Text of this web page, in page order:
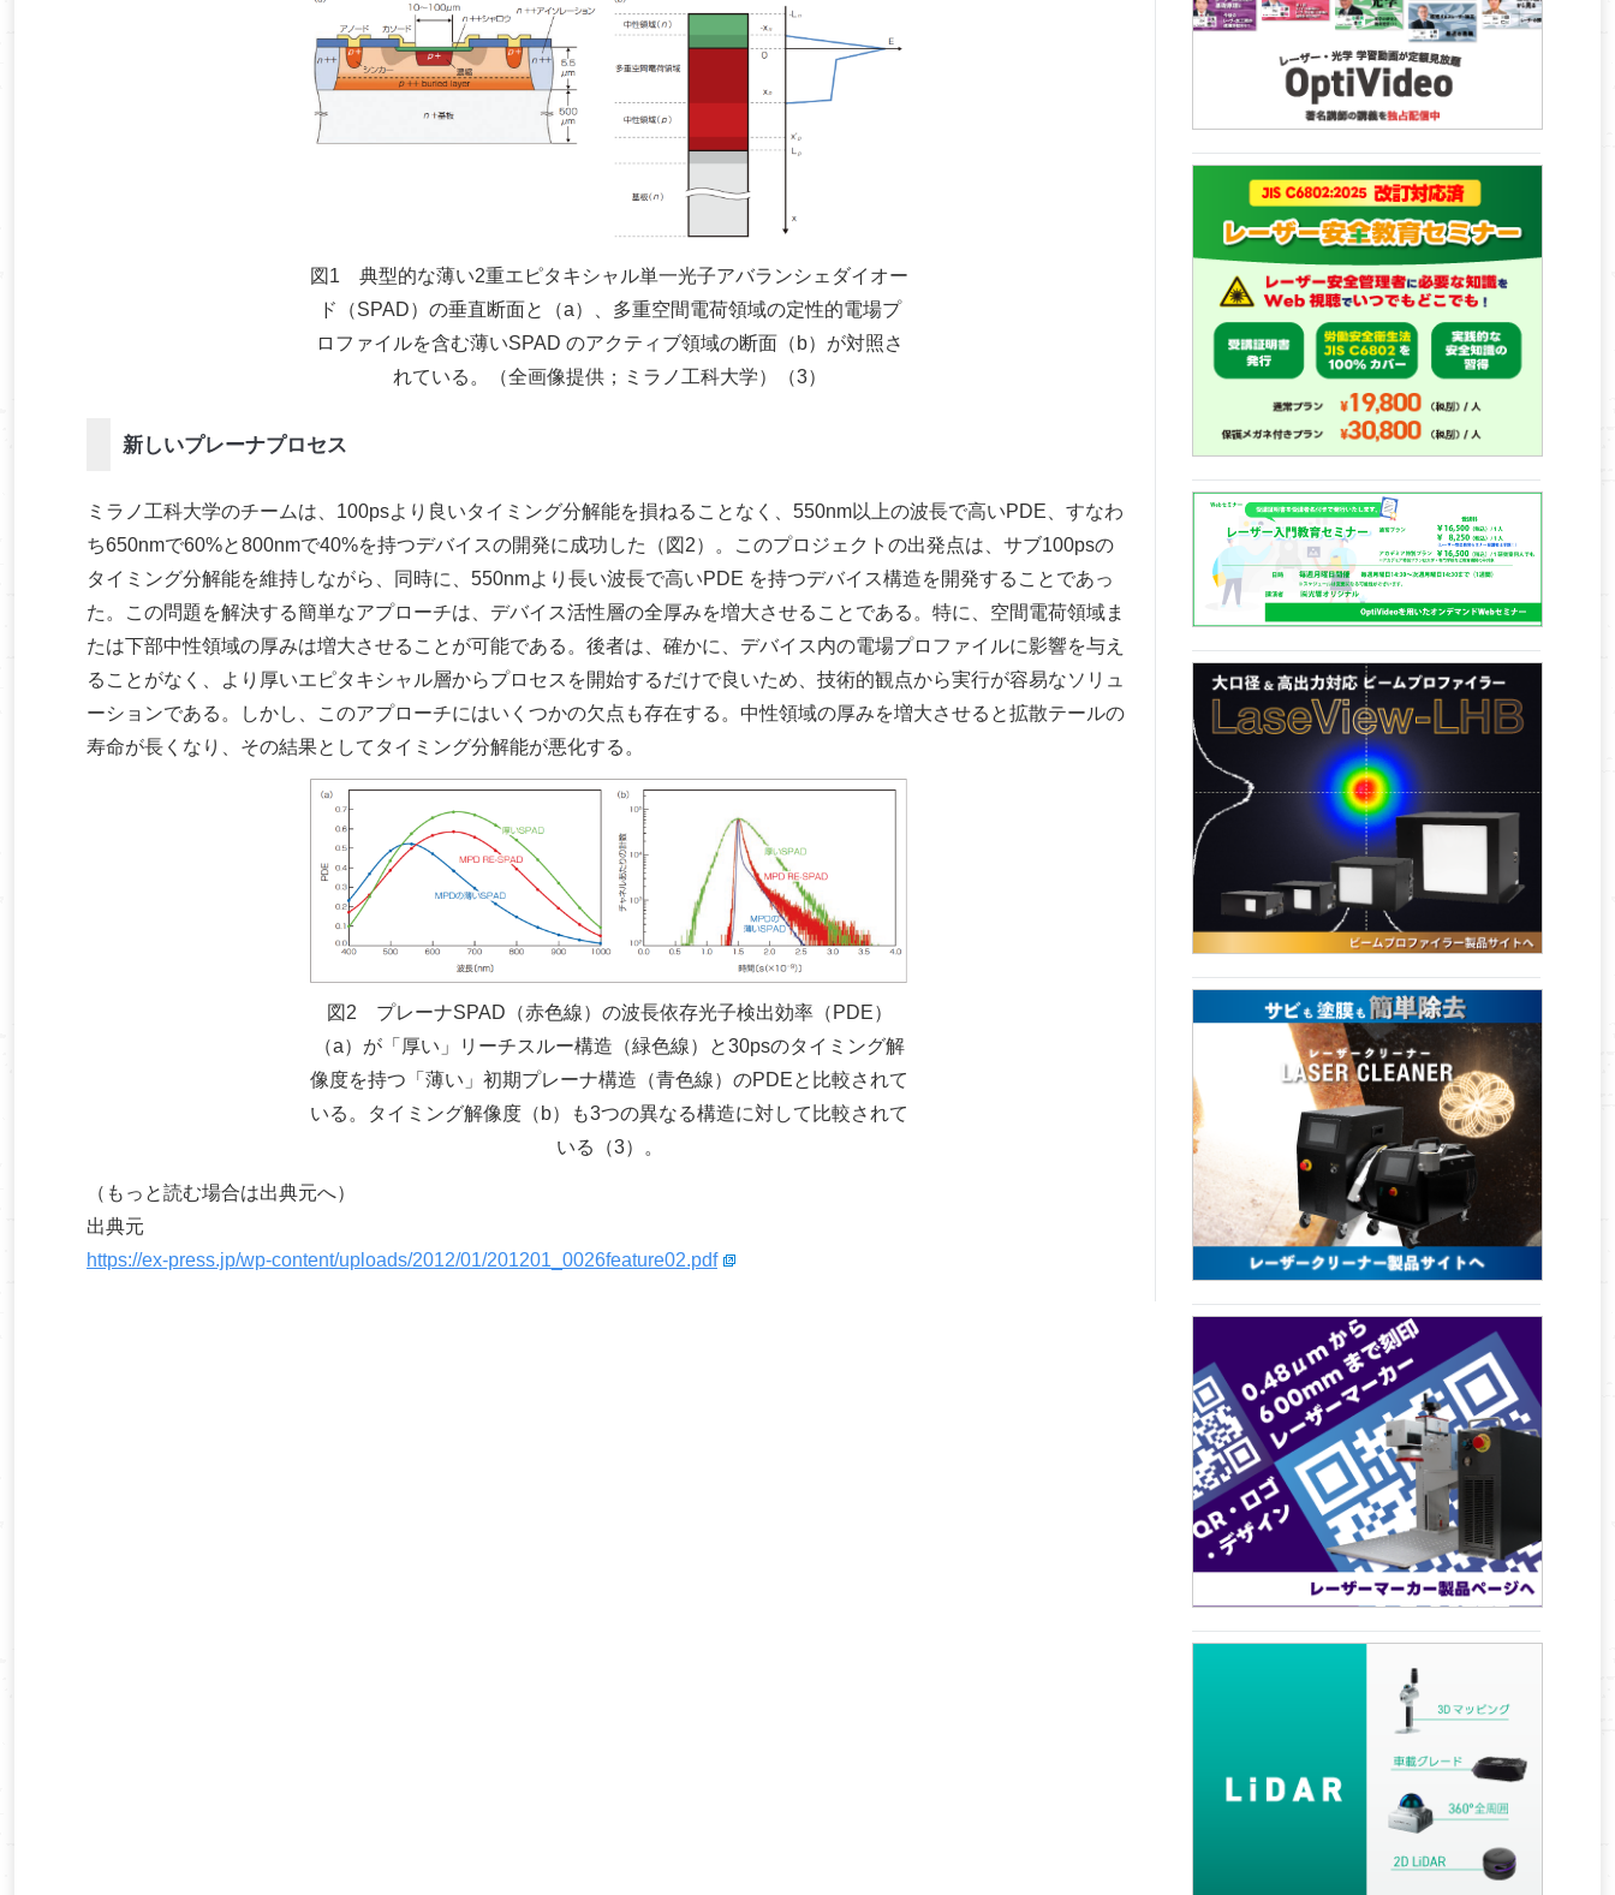
図1 典型的な薄い2重エピタキシャル単一光子アバランシェダイオー
ド（SPAD）の垂直断面と（a）、多重空間電荷領域の定性的電場プ
ロファイルを含む薄いSPAD のアクティブ領域の断面（b）が対照さ
れている。（全画像提供；ミラノ工科大学）（3）
新しいプレーナプロセス
ミラノ工科大学のチームは、100psより良いタイミング分解能を損ねることなく、550nm以上の波長で高いPDE、すなわ
ち650nmで60%と800nmで40%を持つデバイスの開発に成功した（図2）。このプロジェクトの出発点は、サブ100psの
タイミング分解能を維持しながら、同時に、550nmより長い波長で高いPDE を持つデバイス構造を開発することであっ
た。この問題を解決する簡単なアプローチは、デバイス活性層の全厚みを増大させることである。特に、空間電荷領域ま
たは下部中性領域の厚みは増大させることが可能である。後者は、確かに、デバイス内の電場プロファイルに影響を与え
ることがなく、より厚いエピタキシャル層からプロセスを開始するだけで良いため、技術的観点から実行が容易なソリュ
ーションである。しかし、このアプローチにはいくつかの欠点も存在する。中性領域の厚みを増大させると拡散テールの
寿命が長くなり、その結果としてタイミング分解能が悪化する。
図2 プレーナSPAD（赤色線）の波長依存光子検出効率（PDE）
（a）が「厚い」リーチスルー構造（緑色線）と30psのタイミング解
像度を持つ「薄い」初期プレーナ構造（青色線）のPDEと比較されて
いる。タイミング解像度（b）も3つの異なる構造に対して比較されて
いる（3）。
（もっと読む場合は出典元へ）
出典元
https://ex-press.jp/wp-content/uploads/2012/01/201201_0026feature02.pdf